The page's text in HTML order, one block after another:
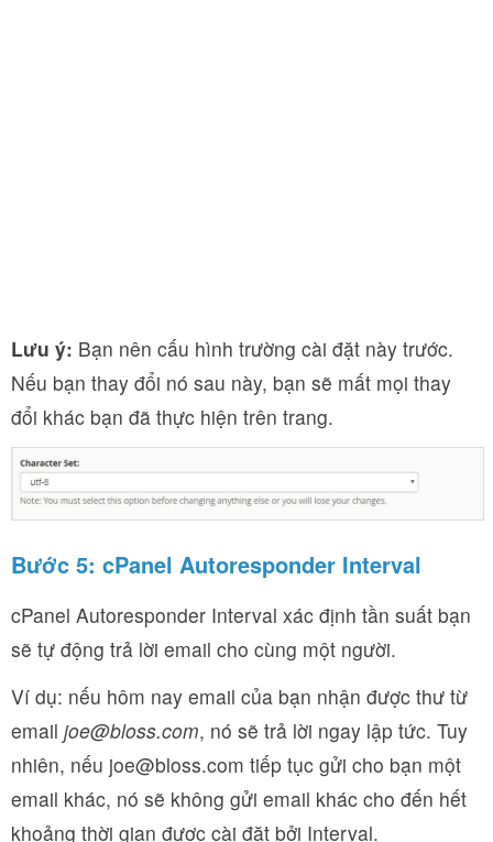
Lưu ý: Bạn nên cấu hình trường cài đặt này trước.
Nếu bạn thay đổi nó sau này, bạn sẽ mất mọi thay
đổi khác bạn đã thực hiện trên trang.
Bước 5: cPanel Autoresponder Interval
cPanel Autoresponder Interval xác định tần suất bạn
sẽ tự động trả lời email cho cùng một người.
Ví dụ: nếu hôm nay email của bạn nhận được thư từ
email joe@bloss.com, nó sẽ trả lời ngay lập tức. Tuy
nhiên, nếu joe@bloss.com tiếp tục gửi cho bạn một
email khác, nó sẽ không gửi email khác cho đến hết
khoảng thời gian được cài đặt bởi Interval.